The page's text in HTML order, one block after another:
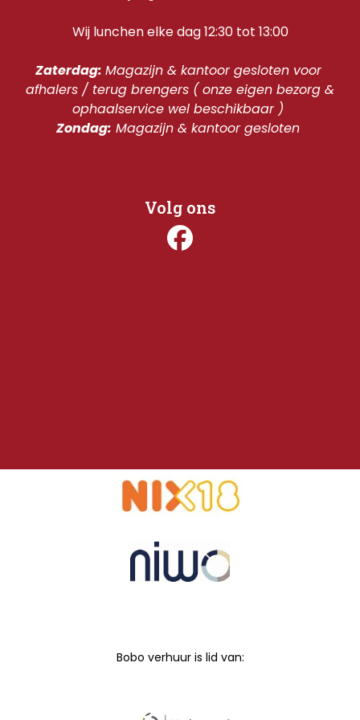
Wij lunchen elke dag 12:30 tot 13:00
Zaterdag: Magazijn & kantoor gesloten voor
afhalers / terug brengers ( onze eigen bezorg &
ophaalservice wel beschikbaar )
Zondag: Magazijn & kantoor gesloten
Volg ons
Bobo verhuur is lid van: